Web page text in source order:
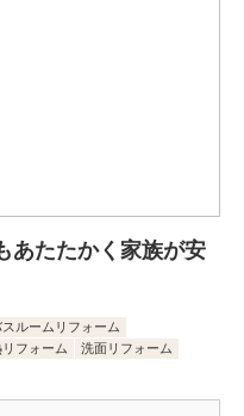
あたたかく家族が安
スルームリフォーム
フォーム
洗面リフォーム